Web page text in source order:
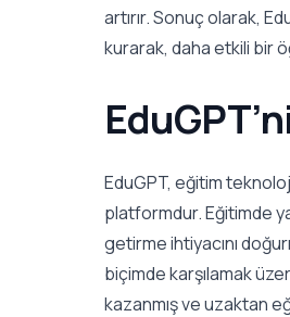
artırır. Sonuç olarak,
kurarak, daha etkili bir
EduGPT, eğitim
platformdur. Eğitimde
getirme ihtiyacını
biçimde karşılamak
kazanmış ve uzaktan